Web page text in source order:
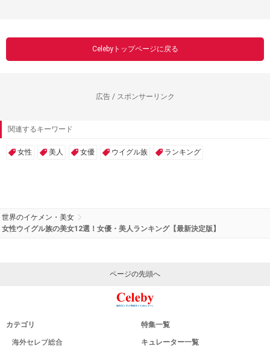
Celebyトップページに戻る
広告 / スポンサーリンク
関連するキーワード
女性 美人 女優 ウイグル族 ランキング
世界のイケメン・美女
女性ウイグル族の美女12選！女優・美人ランキング【最新決定版】
ページの先頭へ
カテゴリ
海外セレブ総合
特集一覧
キュレーター一覧